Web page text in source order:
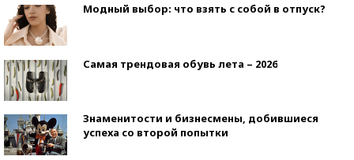
Модный выбор: что взять с собой в отпуск?
Самая трендовая обувь лета – 2026
Знаменитости и бизнесмены, добившиеся
успеха со второй попытки